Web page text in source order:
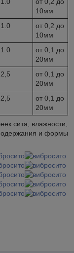
10мм
1.0
от 0,2 до
10мм
1.0
от 0,1 до
20мм
2,5
от 0,1 до
20мм
2,5
от 0,1 до
20мм
сита, влажности,
и формы